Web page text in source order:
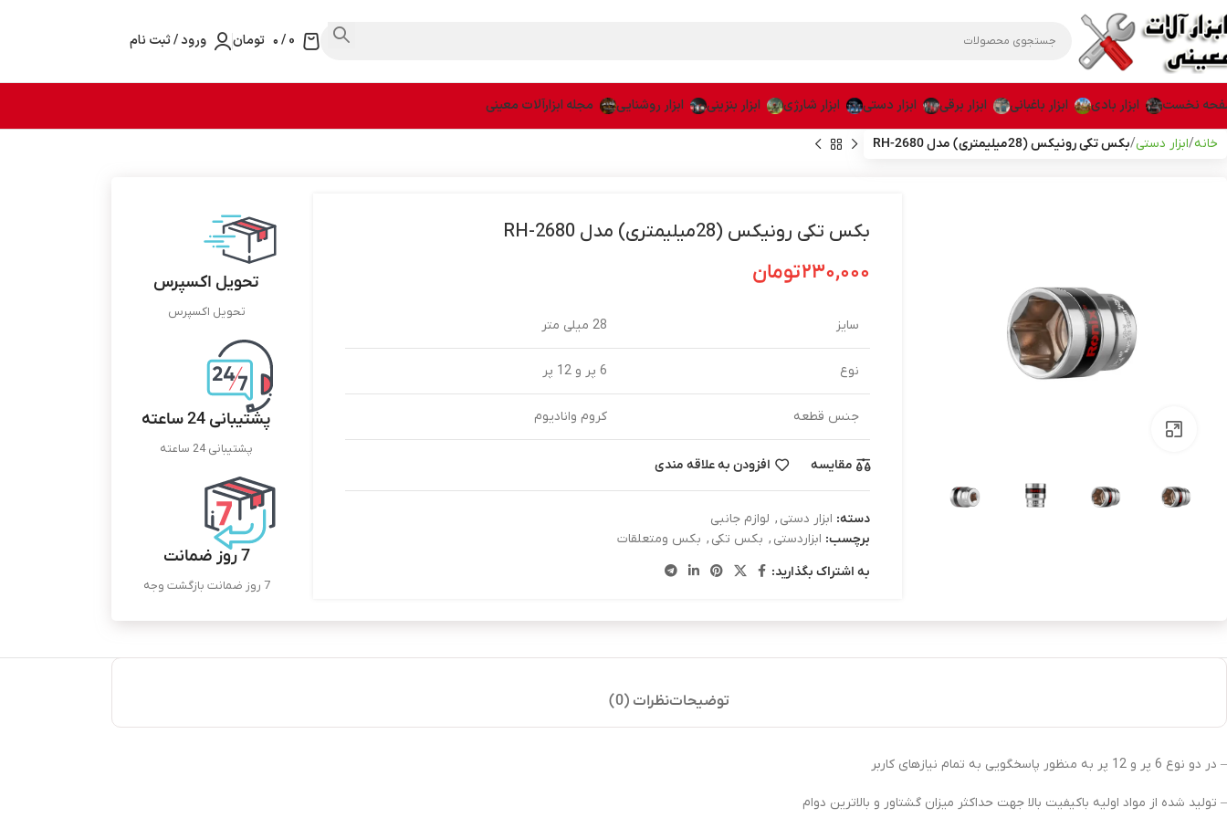
0
/۰ تومان ورود / ثبت نام
نخست ابزار بادی ابزار باغبانی ابزار برقی ابزار دستی ابزار شارژی ابزار بنزینی ابزار روشنایی مجله ابزارآلات معینی
خانه ابزار دستی بکس تکی رونیکس (28میلیمتری) مدل RH-2680
بکس تکی رونیکس (28میلیمتری) مدل RH-2680
۲۳۰,۰۰۰تومان
سایز 28 میلی متر
نوع 6 پر و 12 پر
جنس قطعه کروم وانادیوم
مقایسه افزودن به علاقه مندی
دسته: ابزار دستی , لوازم جانبی
برچسب: ابزاردستی , بکس تکی , بکس ومتعلقات
به اشتراک بگذارید:
تحویل اکسپرس
تحویل اکسپرس
پشتیبانی 24 ساعته
پشتیبانی 24 ساعته
7 روز ضمانت
7 روز ضمانت بازگشت وجه
توضیحاتنظرات (0)
– در دو نوع 6 پر و 12 پر به منظور پاسخگویی به تمام نیازهای کاربر
– تولید شده از مواد اولیه باکیفیت بالا جهت حداکثر میزان گشتاور و بالاترین دوام